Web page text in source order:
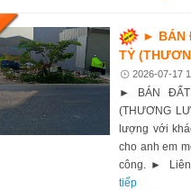
► BÁN
TỶ
2026-07-17
► BÁN
(THƯƠNG
lượng với
cho anh em
công. ► Liên
tiếp